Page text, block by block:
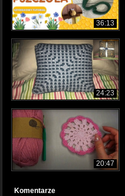
36:13
24:23
20:47
Komentarze